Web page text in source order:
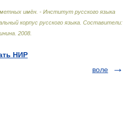
имён. - Институт русского языка
корпус русского языка Составители:
2008
НИР
воле